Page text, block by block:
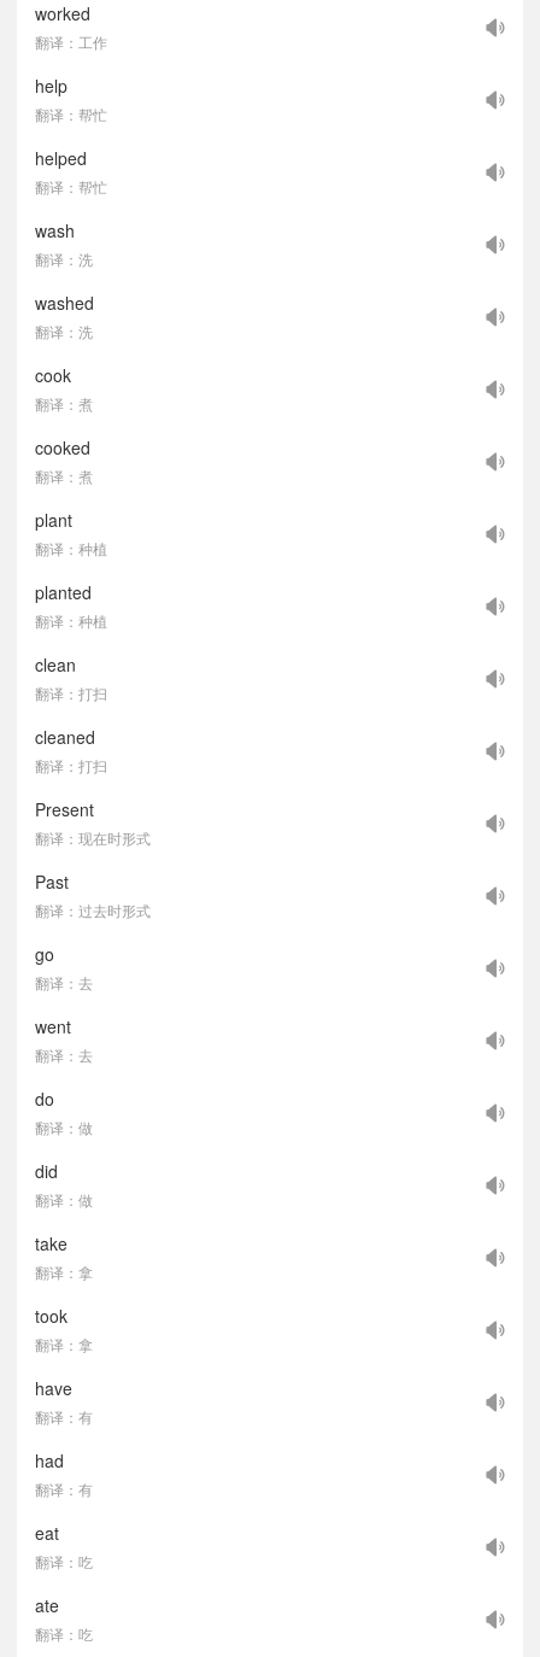
worked
翻译：工作
help
翻译：帮忙
helped
翻译：帮忙
wash
翻译：洗
washed
翻译：洗
cook
翻译：煮
cooked
翻译：煮
plant
翻译：种植
planted
翻译：种植
clean
翻译：打扫
cleaned
翻译：打扫
Present
翻译：现在时形式
Past
翻译：过去时形式
go
翻译：去
went
翻译：去
do
翻译：做
did
翻译：做
take
翻译：拿
took
翻译：拿
have
翻译：有
had
翻译：有
eat
翻译：吃
ate
翻译：吃